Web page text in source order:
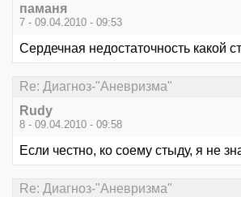
паманя
7 - 09.04.2010 - 09:53
Сердечная недостаточность какой
Re: Диагноз-"Аневризма"
Rudy
8 - 09.04.2010 - 09:58
Если честно, ко соему стыду, я не
Re: Диагноз-"Аневризма"